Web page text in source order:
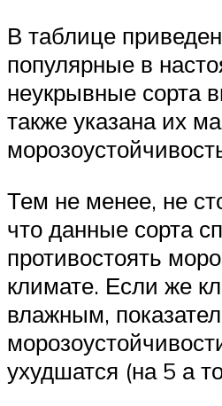
В таблице
популярные в
неукрывные сорта
также указана их
Тем не менее, не
что данные сорта
противостоять
климате. Если же
влажным,
ухудшатся (на 5 а